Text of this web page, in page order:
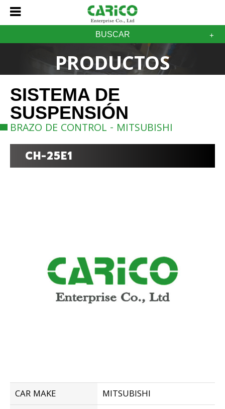
BUSCAR
PRODUCTOS
SISTEMA DE
SUSPENSIÓN
BRAZO DE CONTROL - MITSUBISHI
CH-25E1
CAR MAKE
MITSUBISHI